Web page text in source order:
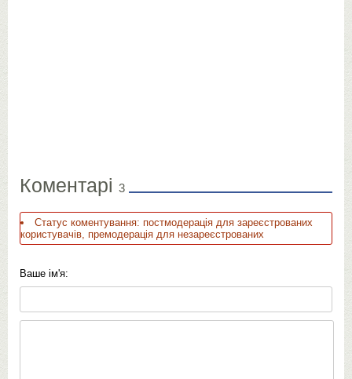
Коментарі 3
Статус коментування: постмодерація для зареєстрованих
користувачів, премодерація для незареєстрованих
Ваше ім'я: